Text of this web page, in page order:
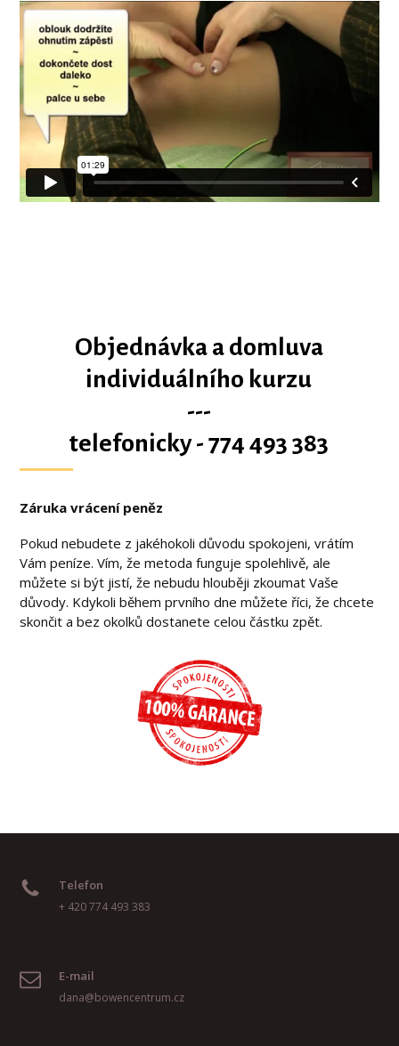
Objednávka a domluva
individuálního kurzu
---
telefonicky - 774 493 383
Záruka vrácení peněz
Pokud nebudete z jakéhokoli důvodu spokojeni, vrátím
Vám peníze. Vím, že metoda funguje spolehlivě, ale
můžete si být jistí, že nebudu hlouběji zkoumat Vaše
důvody. Kdykoli během prvního dne můžete říci, že chcete
skončit a bez okolků dostanete celou částku zpět.
Telefon
+ 420 774 493 383
E-mail
dana@bowencentrum.cz